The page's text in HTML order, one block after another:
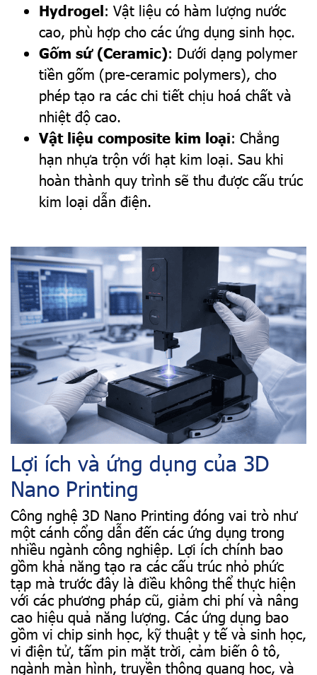
Hydrogel: Vật liệu có hàm lượng nước
cao, phù hợp cho các ứng dụng sinh học.
Gốm sứ (Ceramic): Dưới dạng polymer
tiền gốm (pre-ceramic polymers), cho
phép tạo ra các chi tiết chịu hoá chất và
nhiệt độ cao.
Vật liệu composite kim loại: Chẳng
hạn nhựa trộn với hạt kim loại. Sau khi
hoàn thành quy trình sẽ thu được cấu trúc
kim loại dẫn điện.
Lợi ích và ứng dụng của 3D
Nano Printing
Công nghệ 3D Nano Printing đóng vai trò như
một cánh cổng dẫn đến các ứng dụng trong
nhiều ngành công nghiệp. Lợi ích chính bao
gồm khả năng tạo ra các cấu trúc nhỏ phức
tạp mà trước đây là điều không thể thực hiện
với các phương pháp cũ, giảm chi phí và nâng
cao hiệu quả năng lượng. Các ứng dụng bao
gồm vi chip sinh học, kỹ thuật y tế và sinh học,
vi điện tử, tấm pin mặt trời, cảm biến ô tô,
ngành màn hình, truyền thông quang học, và